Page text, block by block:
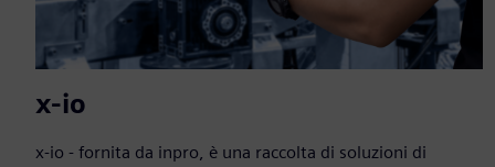
x-io
x-io - fornita da inpro, è una raccolta di soluzioni di